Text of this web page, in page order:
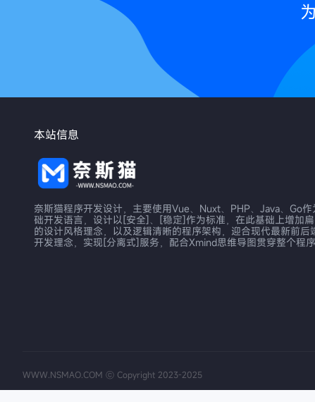
本站信息
奈斯猫程序开发设计，主要使用Vue、Nuxt、PHP、Java、Go作
础开发语言，设计以[安全]、[稳定]作为标准，在此基础上增加
的设计风格理念，以及逻辑清晰的程序架构，迎合现代最新前后
开发理念，实现[分离式]服务，配合Xmind思维导图贯穿整个程
WWW.NSMAO.COM ⓒ Copyright 2023-2025